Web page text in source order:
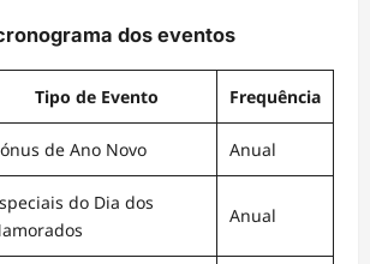
dos eventos
Tipo de Evento Frequência
de Ano Novo Anual
do Dia dos
Anual